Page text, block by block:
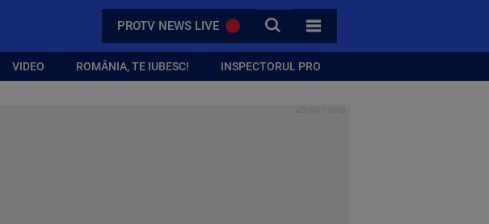
PROTV NEWS LIVE CAUTA
TOATE CATEGORIILE
VIDEO ROMÂNIA, TE IUBESC! INSPECTORUL PRO